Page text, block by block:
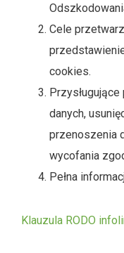
Cele
cookies.
danych,
przenoszenia
wycofania
Pełna
Klauzula RODO